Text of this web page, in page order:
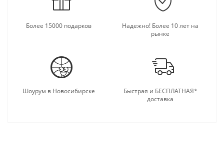
Более 15000 подарков
Надежно! Более 10 лет на
рынке
Шоурум в Новосибирске
Быстрая и БЕСПЛАТНАЯ*
доставка